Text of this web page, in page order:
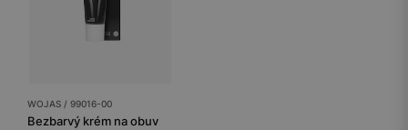
WOJAS / 99016-00
Bezbarvý krém na obuv